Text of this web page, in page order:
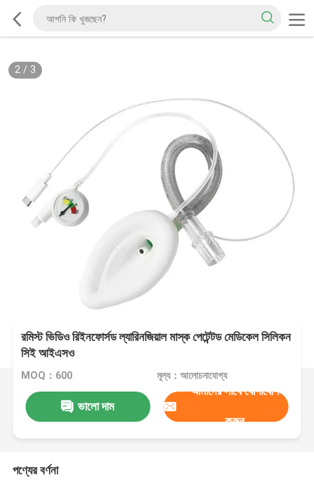
2/ 3
রমিস্ট ভিডিও রিইনফোর্সড ল্যারিনজিয়াল মাস্ক পেটেন্টড মেডিকেল সিলিকন
সিই আইএসও
MOQ：600 মূল্য：আলোচনাযোগ্য
ভালো দাম
আমাদের সাথে যোগাযোগ
করুন
পণ্যের বর্ণনা